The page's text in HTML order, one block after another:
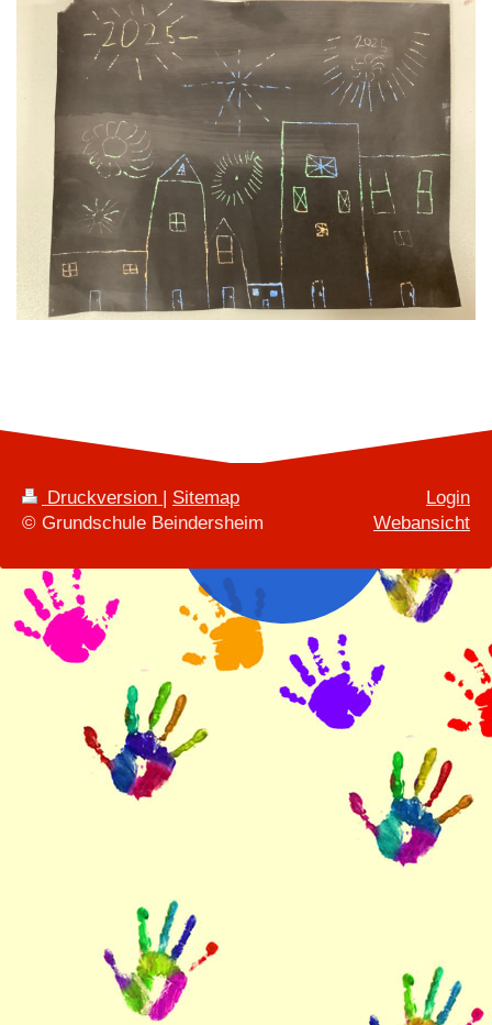
Druckversion | Sitemap
© Grundschule Beindersheim
Login
Webansicht